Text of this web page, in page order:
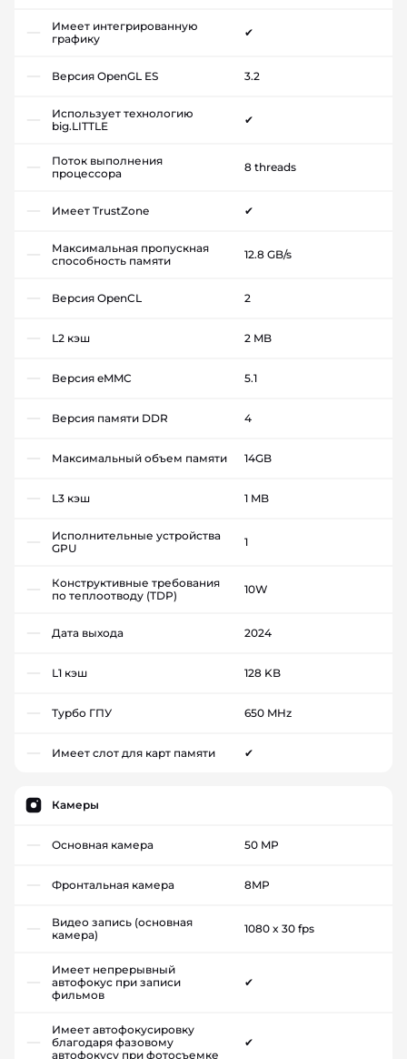
Имеет интегрированную
графику
✔
Версия OpenGL ES 3.2
Использует технологию
big.LITTLE
✔
Поток выполнения
процессора
8 threads
Имеет TrustZone ✔
Максимальная пропускная
способность памяти
12.8 GB/s
Версия OpenCL 2
L2 кэш 2 MB
Версия eMMC 5.1
Версия памяти DDR 4
Максимальный объем памяти 14GB
L3 кэш 1 MB
Исполнительные устройства
GPU
1
Конструктивные требования
по теплоотводу (TDP)
10W
Дата выхода 2024
L1 кэш 128 KB
Турбо ГПУ 650 MHz
Имеет слот для карт памяти ✔
Камеры
Основная камера 50 MP
Фронтальная камера 8MP
Видео запись (основная
камера)
1080 x 30 fps
Имеет непрерывный
автофокус при записи
фильмов
✔
Имеет автофокусировку
благодаря фазовому
автофокусу при фотосъемке
✔